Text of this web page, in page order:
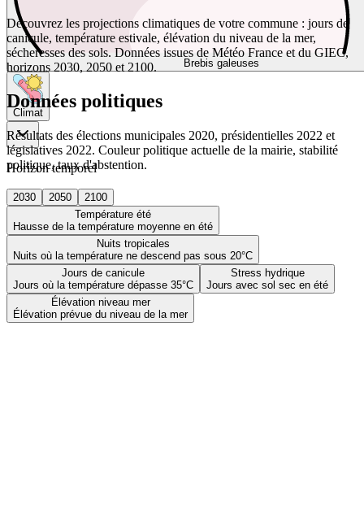
Brebis galeuses
Climat
Horizon temporel
2030 2050
2100
Température été
Hausse de la température moyenne en été
Nuits tropicales
Nuits où la température ne descend pas sous 20°C
Jours de canicule
Jours où la température dépasse 35°C
Stress hydrique
Jours avec sol sec en été
Élévation niveau mer
Élévation prévue du niveau de la mer
Découvrez les projections climatiques de votre commune : jours de
canicule, température estivale, élévation du niveau de la mer,
sécheresses des sols. Données issues de Météo France et du GIEC,
horizons 2030, 2050 et 2100.
Données politiques
Résultats des élections municipales 2020, présidentielles 2022 et
législatives 2022. Couleur politique actuelle de la mairie, stabilité
politique, taux d'abstention.